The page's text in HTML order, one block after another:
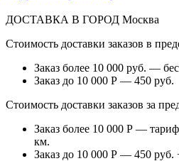
ДОСТАВКА В ГОРОД Москва
Стоимость доставки заказов в
Заказ более 10 000 руб. —
Заказ до 10 000 Р — 450 руб.
Стоимость доставки заказов за
Заказ более 10 000 Р —
км.
Заказ до 10 000 Р — 450 руб.